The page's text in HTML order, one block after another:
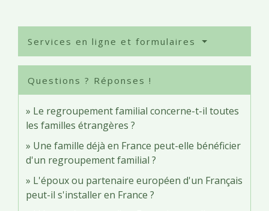
Services en ligne et formulaires
Questions ? Réponses !
Le regroupement familial concerne-t-il toutes
les familles étrangères ?
Une famille déjà en France peut-elle bénéficier
d'un regroupement familial ?
L'époux ou partenaire européen d'un Français
peut-il s'installer en France ?